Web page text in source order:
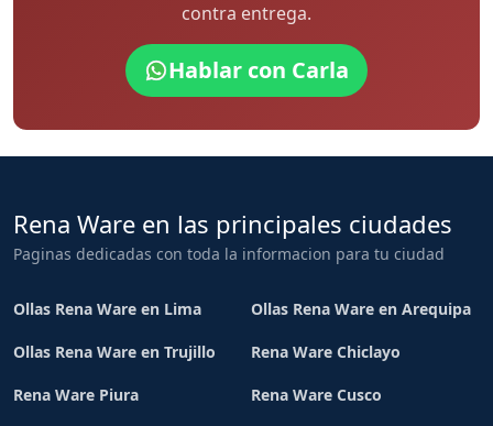
contra entrega.
Hablar con Carla
Rena Ware en las principales ciudades
Paginas dedicadas con toda la informacion para tu ciudad
Ollas Rena Ware en Lima Ollas Rena Ware en Arequipa
Ollas Rena Ware en Trujillo Rena Ware Chiclayo
Rena Ware Piura Rena Ware Cusco